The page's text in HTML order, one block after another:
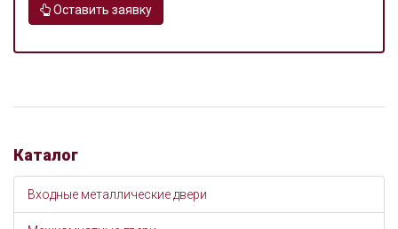
Оставить заявку
Каталог
Входные металлические двери